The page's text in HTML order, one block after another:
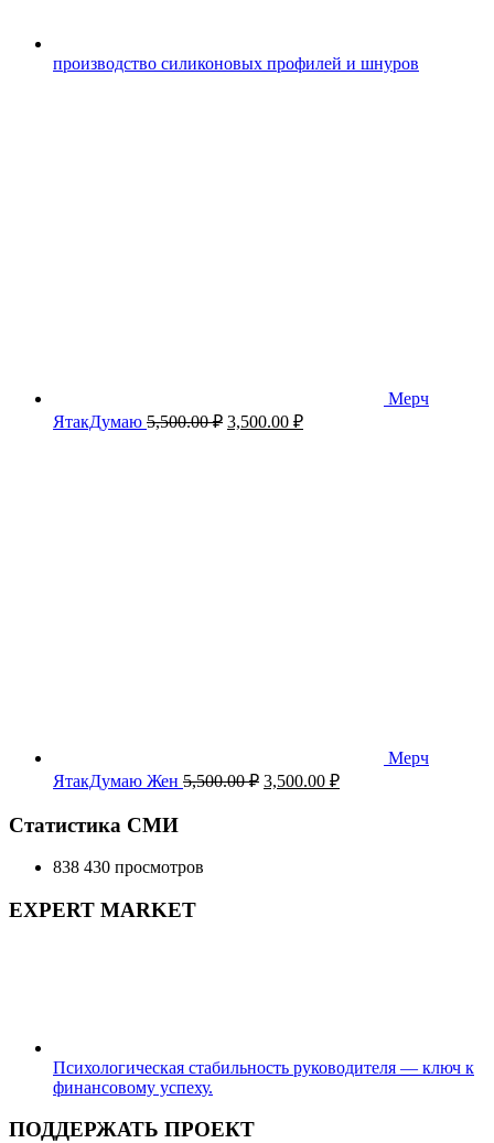
производство силиконовых профилей и шнуров
Мерч
ЯтакДумаю 5,500.00₽ Первоначальная
3,500.00 ₽Текущая
Мерч
ЯтакДумаю Жен 5,500.00₽ Первоначальная
3,500.00 ₽Текущая
Статистика СМИ
838 430 просмотров
EXPERT MARKET
Психологическая стабильность руководителя — ключ к
финансовому успеху.
ПОДДЕРЖАТЬ ПРОЕКТ